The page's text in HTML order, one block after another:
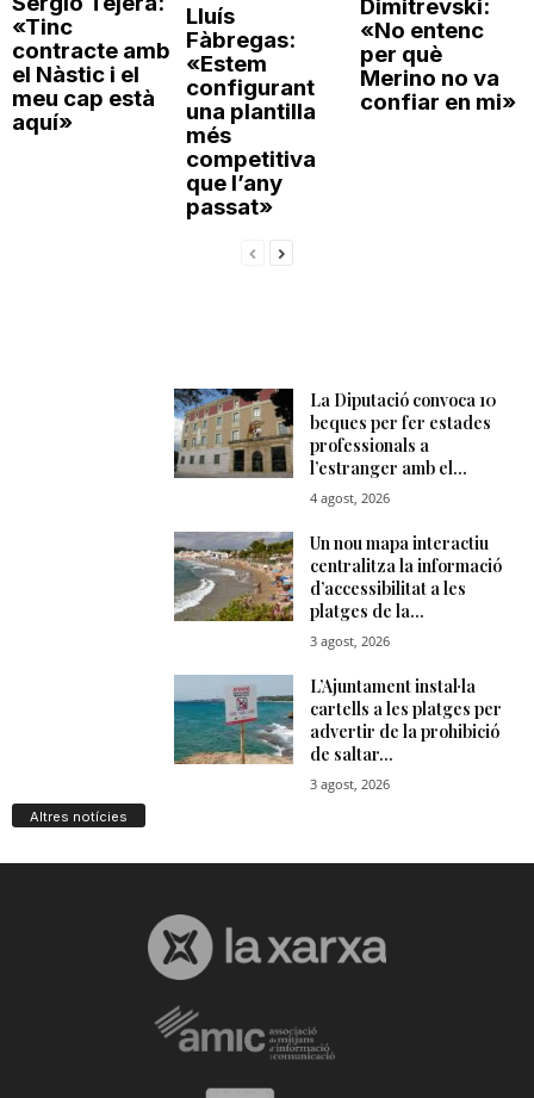
«Tinc
contracte amb
el Nàstic i el
meu cap està
aquí»
Lluís
Fàbregas:
«Estem
configurant
una plantilla
més
competitiva
que l’any
passat»
Dimitrevski:
«No entenc
per què
Merino no va
confiar en mi»
Altres notícies